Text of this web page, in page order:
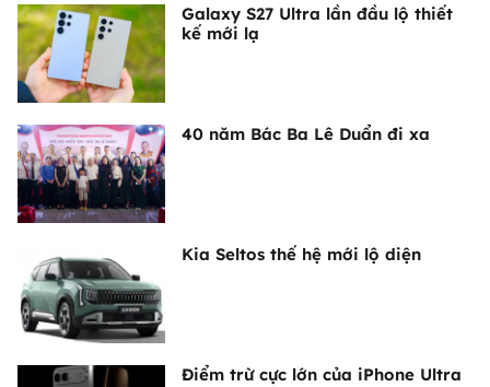
Galaxy S27 Ultra lần đầu lộ thiết
kế mới lạ
40 năm Bác Ba Lê Duẩn đi xa
Kia Seltos thế hệ mới lộ diện
Điểm trừ cực lớn của iPhone Ultra